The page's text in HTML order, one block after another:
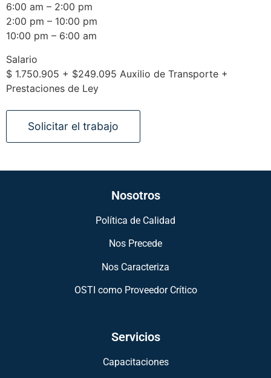
6:00 am – 2:00 pm
2:00 pm – 10:00 pm
10:00 pm – 6:00 am
Salario
$ 1.750.905 + $249.095 Auxilio de Transporte +
Prestaciones de Ley
Nosotros
Política de Calidad
Nos Precede
Nos Caracteriza
OSTI como Proveedor Crítico
Servicios
Capacitaciones